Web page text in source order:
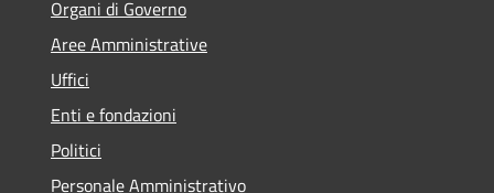
Organi di Governo
Aree Amministrative
Uffici
Enti e fondazioni
Politici
Personale Amministrativo